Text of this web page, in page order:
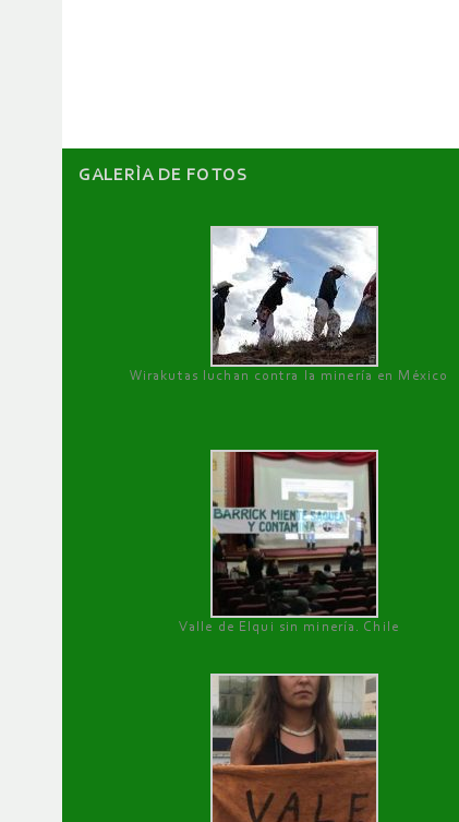
GALERÌA DE FOTOS
Wirakutas luchan contra la minería en México
Valle de Elqui sin minería. Chile